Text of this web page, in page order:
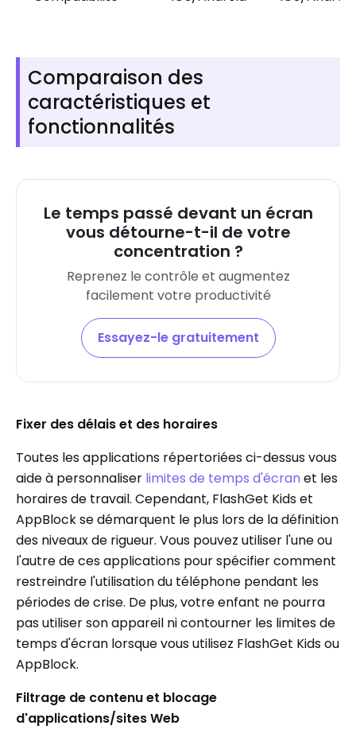
Comparaison des
caractéristiques et
fonctionnalités
Le temps passé devant un écran
vous détourne-t-il de votre
concentration ?
Reprenez le contrôle et augmentez
facilement votre productivité
Essayez-le gratuitement
Fixer des délais et des horaires
Toutes les applications répertoriées ci-dessus vous
aide à personnaliser limites de temps d'écran et les
horaires de travail. Cependant, FlashGet Kids et
AppBlock se démarquent le plus lors de la définition
des niveaux de rigueur. Vous pouvez utiliser l'une ou
l'autre de ces applications pour spécifier comment
restreindre l'utilisation du téléphone pendant les
périodes de crise. De plus, votre enfant ne pourra
pas utiliser son appareil ni contourner les limites de
temps d'écran lorsque vous utilisez FlashGet Kids ou
AppBlock.
Filtrage de contenu et blocage
d'applications/sites Web